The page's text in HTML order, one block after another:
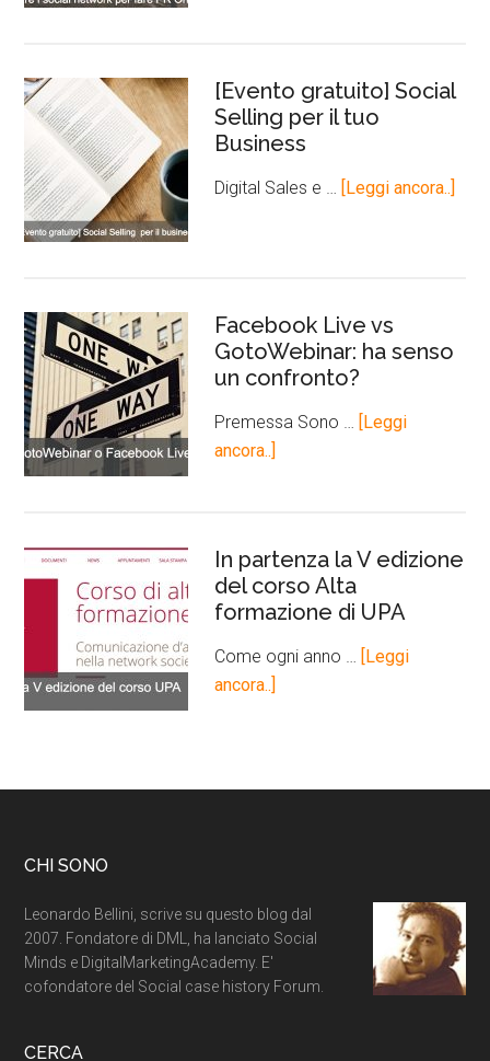
[Evento gratuito] Social
Selling per il tuo
Business
Digital Sales e … [Leggi ancora..]
Facebook Live vs
GotoWebinar: ha senso
un confronto?
Premessa Sono …
[Leggi
ancora..]
In partenza la V edizione
del corso Alta
formazione di UPA
Come ogni anno …
[Leggi
ancora..]
CHI SONO
Leonardo Bellini, scrive su questo blog dal
2007. Fondatore di DML, ha lanciato Social
Minds e DigitalMarketingAcademy. E'
cofondatore del Social case history Forum.
CERCA